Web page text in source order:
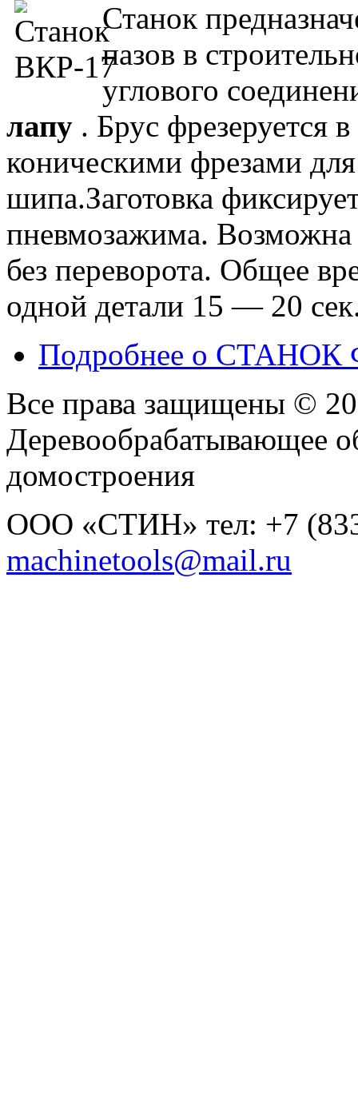
Станок
пазов в
углового
лапу . Брус фрезеруется
коническими фрезами
шипа.Заготовка
пневмозажима. Возможна
без переворота. Общее
одной детали 15 — 20
Подробнее о СТАНОК
Все права защищены ©
Деревообрабатывающее
домостроения
ООО «СТИН» тел: +7
machinetools@mail.ru